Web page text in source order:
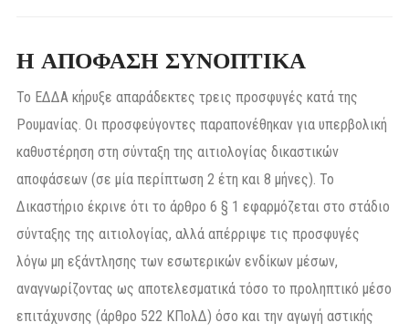
Η ΑΠΟΦΑΣΗ ΣΥΝΟΠΤΙΚΑ
Το ΕΔΔΑ κήρυξε απαράδεκτες τρεις προσφυγές κατά της
Ρουμανίας. Οι προσφεύγοντες παραπονέθηκαν για υπερβολική
καθυστέρηση στη σύνταξη της αιτιολογίας δικαστικών
αποφάσεων (σε μία περίπτωση 2 έτη και 8 μήνες). Το
Δικαστήριο έκρινε ότι το άρθρο 6 § 1 εφαρμόζεται στο στάδιο
σύνταξης της αιτιολογίας, αλλά απέρριψε τις προσφυγές
λόγω μη εξάντλησης των εσωτερικών ενδίκων μέσων,
αναγνωρίζοντας ως αποτελεσματικά τόσο το προληπτικό μέσο
επιτάχυνσης (άρθρο 522 ΚΠολΔ) όσο και την αγωγή αστικής